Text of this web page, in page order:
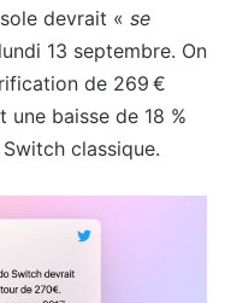
devrait « se
13 septembre. On
de 269 €
une baisse de 18 %
classique.